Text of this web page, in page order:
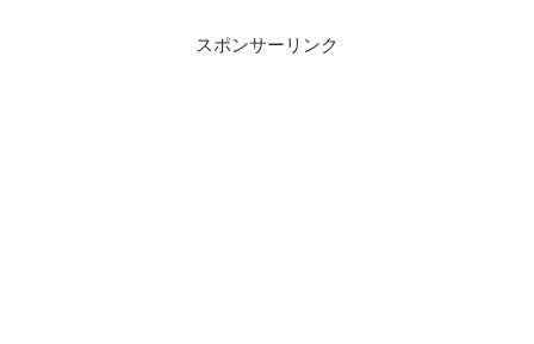
スポンサーリンク